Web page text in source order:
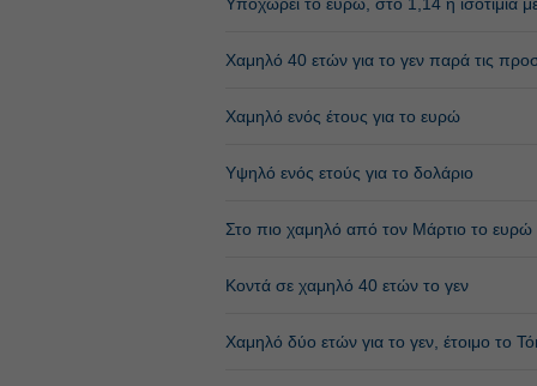
Χαμηλό 40 ετών για το γεν παρά τις
Χαμηλό ενός έτους για το ευρώ
Υψηλό ενός ετούς για το δολάριο
Στο πιο χαμηλό από τον Μάρτιο το ευρώ
Κοντά σε χαμηλό 40 ετών το γεν
Χαμηλό δύο ετών για το γεν, έτοιμο το